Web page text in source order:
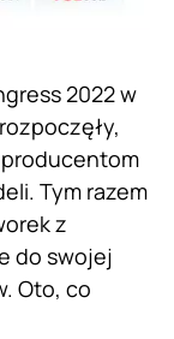
2022 w
Tym razem
z
do swojej
Oto, co